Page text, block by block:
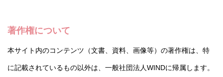
著作権について
本サイト内のコンテンツ（文書、資料、画像等）の著作権は、特
に記載されているもの以外は、一般社団法人WINDに帰属します。